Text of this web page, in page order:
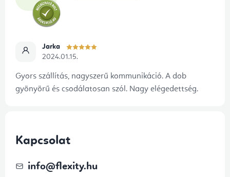
Jarka
2024.01.15.
Gyors szállítás, nagyszerű kommunikáció. A dob
gyönyörű és csodálatosan szól. Nagy elégedettség.
Kapcsolat
info@flexity.hu